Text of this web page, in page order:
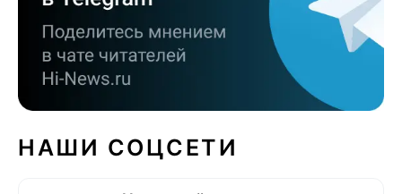
НАШИ СОЦСЕТИ